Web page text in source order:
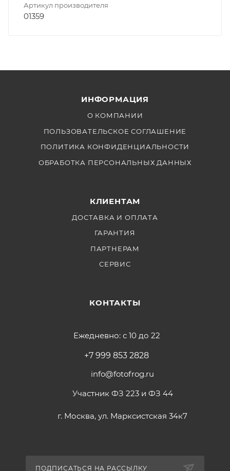
Артикул производителя
01359
ИНФОРМАЦИЯ
О КОМПАНИИ
ПОЛЬЗОВАТЕЛЬСКОЕ СОГЛАШЕНИЕ
ПОЛИТИКА КОНФИДЕНЦИАЛЬНОСТИ
ОБРАБОТКА ПЕРСОНАЛЬНЫХ ДАННЫХ
КЛИЕНТАМ
ДОСТАВКА И ОПЛАТА
ГАРАНТИЯ
ПАРТНЕРАМ
СЕРВИС
КОНТАКТЫ
Ежедневно: с 10 до 22
+7 999 853 2828
info@fotofrog.ru
Участник ФЗ 223 и ФЗ 44
г. Москва, ул. Марксистская 34к7
ПОДПИСАТЬСЯ НА РАССЫЛКУ